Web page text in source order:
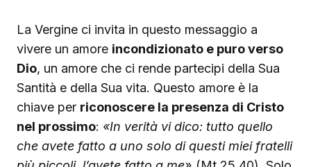
La Vergine ci invita in questo messaggio a
vivere un amore incondizionato e puro verso
Dio, un amore che ci rende partecipi della Sua
Santità e della Sua vita. Questo amore è la
chiave per riconoscere la presenza di Cristo
nel prossimo: «In verità vi dico: tutto quello
che avete fatto a uno solo di questi miei fratelli